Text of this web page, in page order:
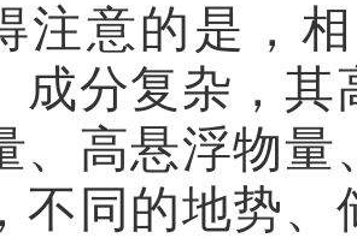
注意的是，
成分复杂，其
、高悬浮物量
不同的地势